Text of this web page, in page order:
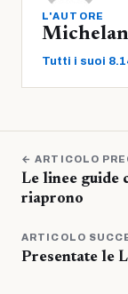
L'AUTORE
Tutti i suoi
← ARTICOLO
Le linee guide
riaprono
ARTICOLO
Presentate le